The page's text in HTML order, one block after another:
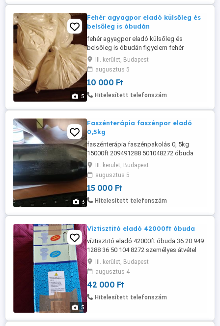
Napjainkban ...
5
Fehér agyagpor eladó külsőleg és
belsőleg is óbudán
fehér agyagpor eladó külsőleg és
belsőleg is óbudán figyelem fehér
agyagpor 3kg 10000ft vagy 5kg agyag
granulátum 15000ft 209491288 501048272
óbuda Az agyag az ősidőktől fogva
orvosságok és kúrák alapanyaga volt,
csakúgy, mint a víz és a különféle
amelyet ember ...
III. kerület, Budapest
augusztus 5
10 000 Ft
Hitelesített telefonszám
3
Faszénterápia faszénpor eladó
0,5kg
faszénterápia faszénpakolás 0, 5kg
15000ft 209491288 501048272 óbuda
személyesen Használhatjuk belsőleg,
vese- és májbetegségek esetén, a
méreganyagok eltávolítására, külsőleg
bőrfekélyekre, Használatának csak
néhány ellenjavallata van: ritkán előforduló
néhány gyulladásos ...
III. kerület, Budapest
augusztus 5
15 000 Ft
Hitelesített telefonszám
5
Víztisztitó eladó 42000ft óbuda
víztisztitó eladó 42000ft óbuda 36 20 949
1288 36 50 104 8272 személyes átvétel
óbudánIII. kerület, Budapest
augusztus 4
42 000 Ft
Hitelesített telefonszám